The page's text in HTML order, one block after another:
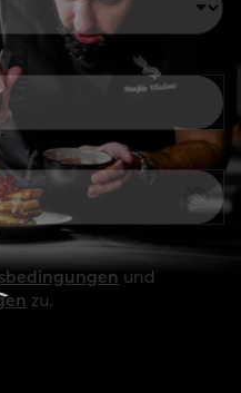
und
zu.